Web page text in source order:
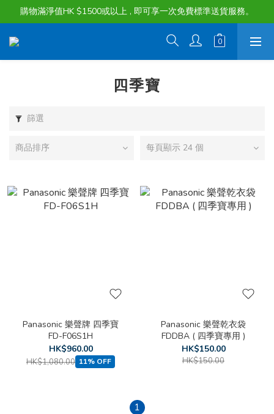
購物滿淨值HK $1500或以上 , 即可享一次免費標準送貨服務。
購物滿淨值HK $1500或以上 , 即可享一次免費標準送貨服務。
貨品最長可享 60 天免費暫存服務
購物滿淨值HK $1500或以上 , 即可享一次免費標準送貨服務。
四季寶
篩選
商品排序 每頁顯示 24 個
Panasonic 樂聲牌 四季寶
FD-F06S1H
HK$960.00
HK$1,080.00 11% OFF
Panasonic 樂聲乾衣袋
FDDBA ( 四季寶專用 )
HK$150.00
HK$150.00
1